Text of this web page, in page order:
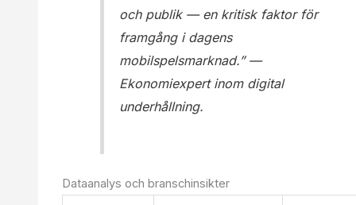
och publik — en kritisk faktor för
framgång i dagens
mobilspelsmarknad.” —
Ekonomiexpert inom digital
underhållning.
Dataanalys och branschinsikter